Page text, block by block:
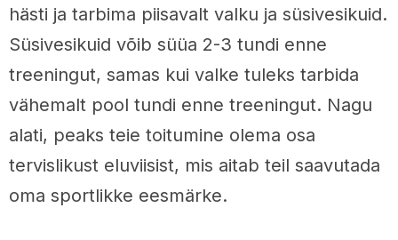
hästi ja tarbima piisavalt valku ja süsivesikuid.
Süsivesikuid võib süüa 2-3 tundi enne
treeningut, samas kui valke tuleks tarbida
vähemalt pool tundi enne treeningut. Nagu
alati, peaks teie toitumine olema osa
tervislikust eluviisist, mis aitab teil saavutada
oma sportlikke eesmärke.